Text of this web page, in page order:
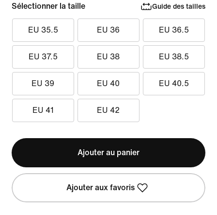
Sélectionner la taille Guide des tailles
EU 35.5 EU 36 EU 36.5
EU 37.5 EU 38 EU 38.5
EU 39 EU 40 EU 40.5
EU 41 EU 42
Ajouter au panier
Ajouter aux favoris